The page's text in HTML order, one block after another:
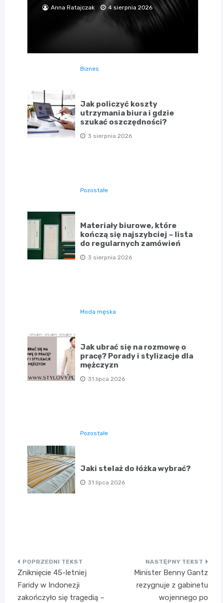
Anna Ratajczak 4 sierpnia 2026
Biznes
Jak policzyć koszty
utrzymania biura i gdzie
szukać oszczędności?
3 sierpnia 2026
Pozostałe
Materiały biurowe, które
kończą się najszybciej – lista
do regularnych zamówień
3 sierpnia 2026
Moda męska
Jak ubrać się na rozmowę o
pracę? Porady i stylizacje dla
mężczyzn
31 lipca 2026
Pozostałe
Jaki stelaż do łóżka wybrać?
31 lipca 2026
Nawigacja
wpisu
Zniknięcie 45-letniej
Faridy w Indonezji
zakończyło się tragedią –
Minister Benny Gantz
rezygnuje z gabinetu
wojennego po